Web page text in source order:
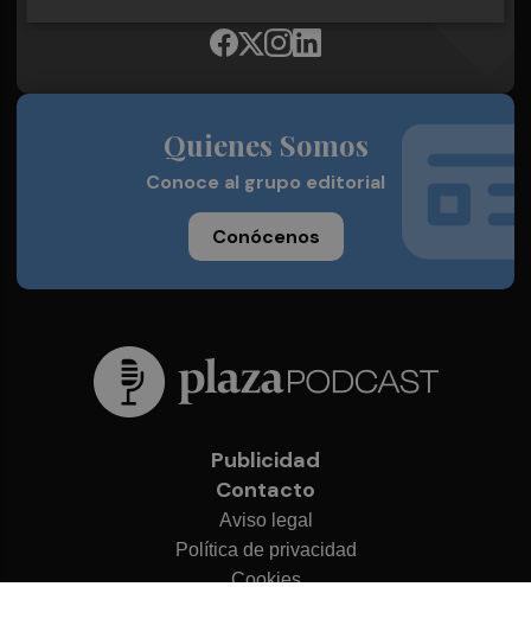
Quienes Somos
Conoce al grupo editorial
Conócenos
Publicidad
Contacto
Aviso legal
Política de privacidad
Cookies